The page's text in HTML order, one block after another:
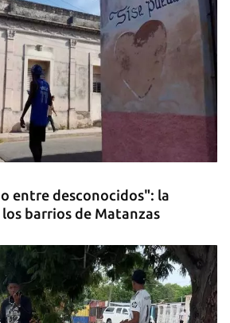
entre desconocidos": la
barrios de Matanzas